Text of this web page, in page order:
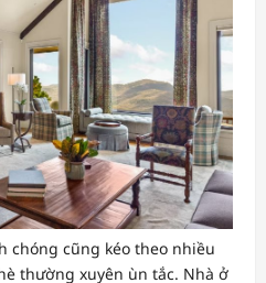
chóng cũng kéo theo nhiều
thường xuyên ùn tắc. Nhà ở